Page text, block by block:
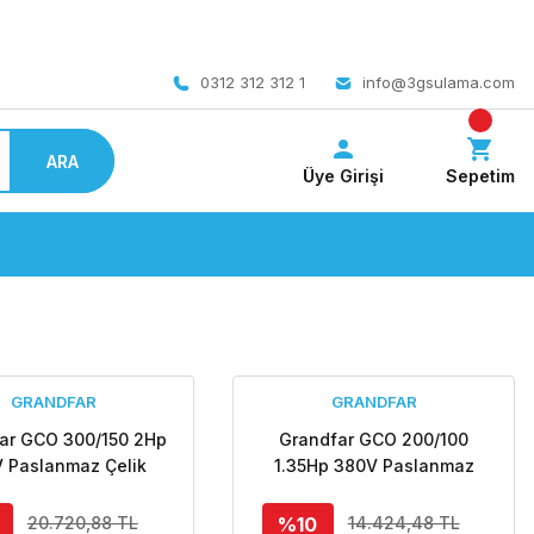
0312 312 312 1 info@3gsulama.com
ARA
Üye Girişi Sepetim
GRANDFAR
GCO 300/150 2Hp
Paslanmaz Çelik
Pompa - Aisi 316
20.720,88 TL
GRANDFAR
Grandfar GCO 200/100
1.35Hp 380V Paslanmaz
Santrifüj Pompa - Aisi 316
%10 14.424,48 TL